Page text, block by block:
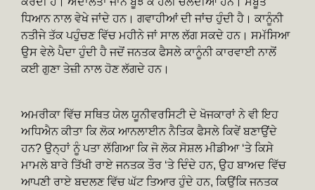
ਧਿਆਨ ਨਾਲ ਵੇਖੇ ਜਾਂਦੇ ਹਨ। ਗਵਾਹੀਆਂ ਦੀ ਜਾਂਚ ਹੁੰਦੀ ਹੈ। ਕਾਨੂੰਨੀ
ਨਤੀਜੇ ਤੱਕ ਪਹੁੰਚਣ ਵਿੱਚ ਮਹੀਨੇ ਜਾਂ ਸਾਲ ਲੱਗ ਸਕਦੇ ਹਨ। ਸਮੱਸਿਆ
ਉਸ ਵੇਲੇ ਪੈਦਾ ਹੁੰਦੀ ਹੈ ਜਦੋਂ ਜਨਤਕ ਫੈਸਲੇ ਕਾਨੂੰਨੀ ਕਾਰਵਾਈ ਨਾਲੋਂ
ਕਈ ਗੁਣਾ ਤੇਜ਼ੀ ਨਾਲ ਹੋਣ ਲੱਗਦੇ ਹਨ।
ਅਮਰੀਕਾ ਵਿੱਚ ਸਥਿਤ ਯੇਲ ਯੂਨੀਵਰਸਿਟੀ ਦੇ ਖੋਜਕਾਰਾਂ ਨੇ ਵੀ ਇਹ
ਅਧਿਐਨ ਕੀਤਾ ਕਿ ਲੋਕ ਆਨਲਾਈਨ ਨੈਤਿਕ ਫੈਸਲੇ ਕਿਵੇਂ ਬਣਾਉਂਦੇ
ਹਨ? ਉਨ੍ਹਾਂ ਨੂੰ ਪਤਾ ਲੱਗਿਆ ਕਿ ਜੋ ਲੋਕ ਸੋਸ਼ਲ ਮੀਡੀਆ ‘ਤੇ ਕਿਸੇ
ਮਾਮਲੇ ਬਾਰੇ ਤਿੱਖੀ ਰਾਏ ਜਨਤਕ ਤੌਰ ‘ਤੇ ਦਿੰਦੇ ਹਨ, ਉਹ ਬਾਅਦ ਵਿੱਚ
ਆਪਣੀ ਰਾਏ ਬਦਲਣ ਵਿੱਚ ਘੱਟ ਤਿਆਰ ਹੁੰਦੇ ਹਨ, ਕਿਉਂਕਿ ਜਨਤਕ